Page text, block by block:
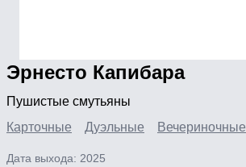
Эрнесто Капибара
Пушистые смутьяны
Карточные
Дуэльные Вечериночные
Дата выхода: 2025